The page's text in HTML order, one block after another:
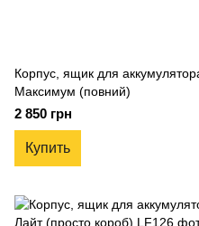
Корпус, ящик для
Максимум (повний)
2 850 грн
Купить